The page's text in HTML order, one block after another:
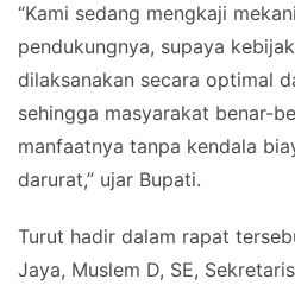
“Kami sedang mengkaji
pendukungnya, supaya
dilaksanakan secara optimal
sehingga masyarakat benar-
manfaatnya tanpa kendala
darurat,” ujar Bupati.
Turut hadir dalam rapat
Jaya, Muslem D, SE,